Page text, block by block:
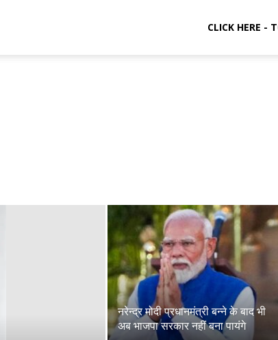
CLICK HERE -
नरेन्द्र मोदी प्रधानमंत्री बन्ने के बाद भी
अब भाजपा सरकार नहीं बना पायंगे